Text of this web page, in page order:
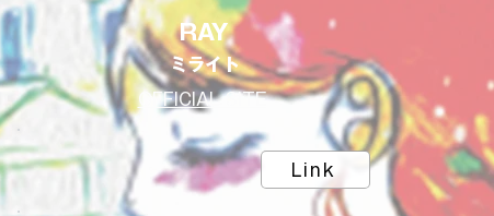
RAY
ミライト
OFFICIAL SITE
Link